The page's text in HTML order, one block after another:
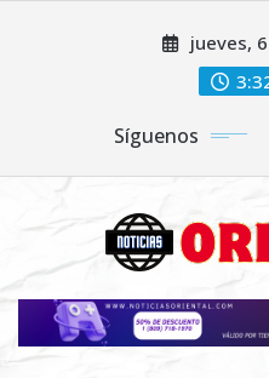
jueves,
Síguenos